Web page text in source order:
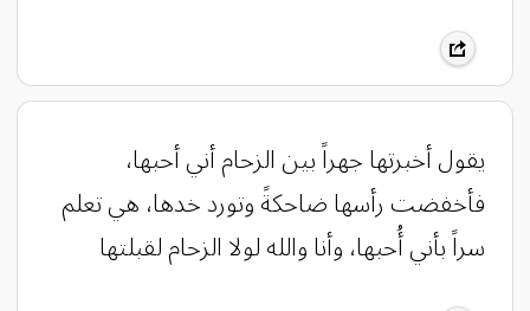
يقول ‏أخبرتها جهراً بين الزحام أني أحبها،
فأخفضت رأسها ضاحكةً وتورد خدها، هي تعلم
سراً بأني أُحبها، وأنا والله لولا الزحام لقبلتها